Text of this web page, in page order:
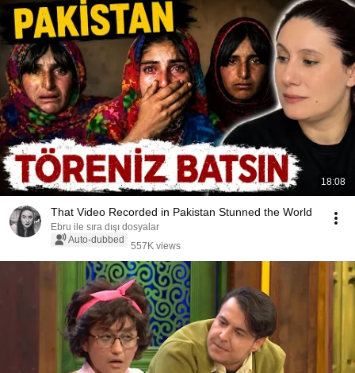
18:08
That Video Recorded in Pakistan Stunned the World
Ebru ile sıra dışı dosyalar
Auto-dubbed
557K views